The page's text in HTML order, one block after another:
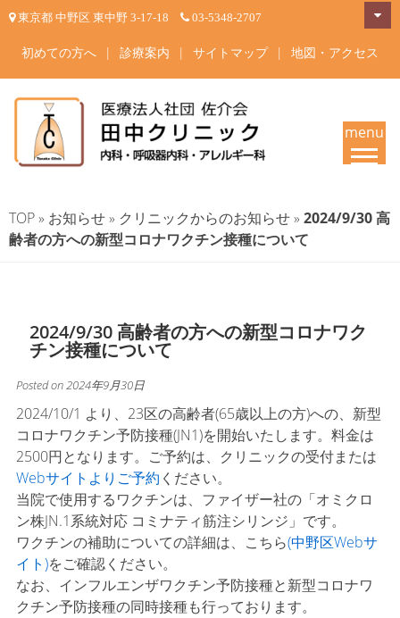
Skip
content
東京都 中野区 東中野 3-17-18 03-5348-2707
初めての方へ | 診療案内 | サイトマップ | 地図・アクセス
田中クリニック-中野区東中野
の内科・呼吸器内科・アレル
ギー科 専門医が診療
患・睡眠時無呼吸症候群・在宅酸素療法 東中野駅・落合駅徒歩4分 | 内科
専門医・呼吸器内科専門医・アレルギー専門医が治療いたします。
menu
TOP» お知らせ» クリニックからのお知らせ» 2024/9/30 高
齢者の方への新型コロナワクチン接種について
2024/9/30 高齢者の方への新型コロナワク
チン接種について
Posted on2024年9月30日
2024/10/1 より、23区の高齢者(65歳以上の方)への、新型
コロナワクチン予防接種(JN1)を開始いたします。料金は
2500円となります。ご予約は、クリニックの受付または
Webサイトよりご予約 ください。
当院で使用するワクチンは、ファイザー社の「オミクロ
ン株JN.1系統対応 コミナティ筋注シリンジ」です。
ワクチンの補助についての詳細は、こちら(中野区Webサ
イト)をご確認ください。
なお、インフルエンザワクチン予防接種と新型コロナワ
クチン予防接種の同時接種も行っております。